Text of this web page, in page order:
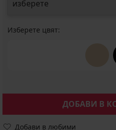
Изберете цвят:
ДОБАВИ В
Добави в любими